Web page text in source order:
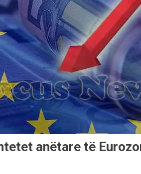
anëtare të